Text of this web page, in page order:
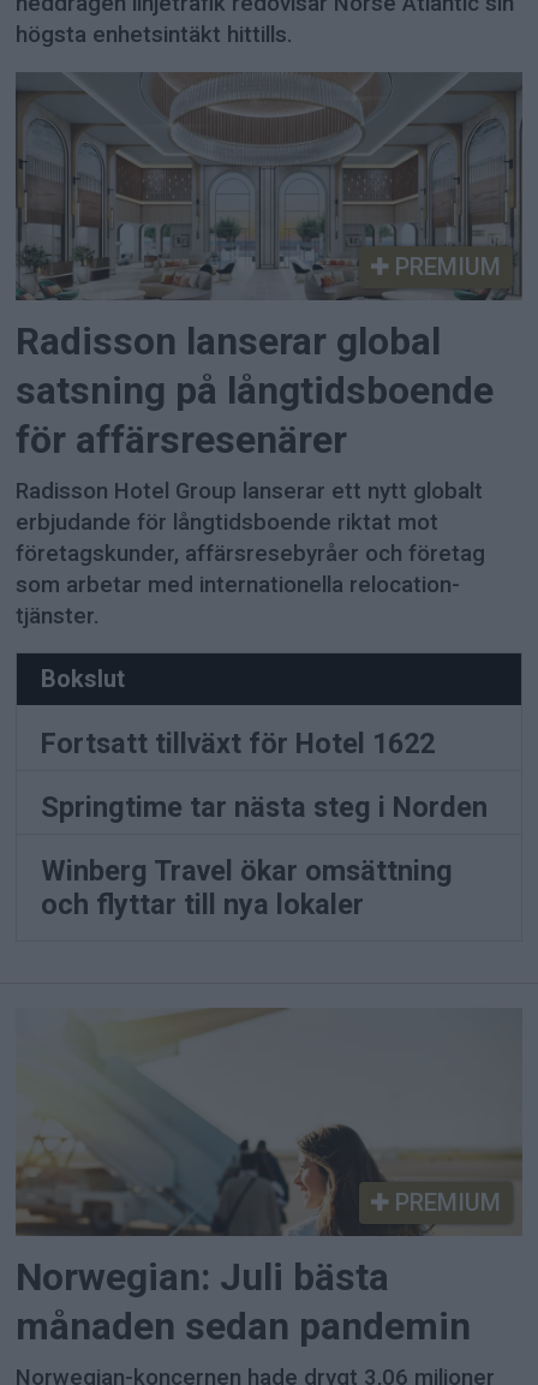
högsta enhetsintäkt hittills.
PREMIUM
Radisson lanserar global
satsning på långtidsboende
för affärsresenärer
Radisson Hotel Group lanserar ett nytt globalt
erbjudande för långtidsboende riktat mot
företagskunder, affärsresebyråer och företag
som arbetar med internationella relocation-
tjänster.
Bokslut
Fortsatt tillväxt för Hotel 1622
Springtime tar nästa steg i Norden
Winberg Travel ökar omsättning
och flyttar till nya lokaler
PREMIUM
Norwegian: Juli bästa
månaden sedan pandemin
Norwegian-koncernen hade drygt 3,06 miljoner